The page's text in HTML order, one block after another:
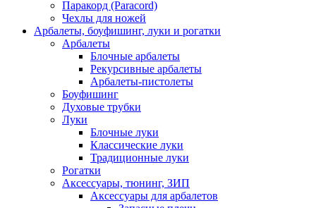
Паракорд (Paracord)
Чехлы для ножей
Арбалеты, боуфишинг, луки и рогатки
Арбалеты
Блочные арбалеты
Рекурсивные арбалеты
Арбалеты-пистолеты
Боуфишинг
Духовые трубки
Луки
Блочные луки
Классические луки
Традиционные луки
Рогатки
Аксессуары, тюнинг, ЗИП
Аксессуары для арбалетов